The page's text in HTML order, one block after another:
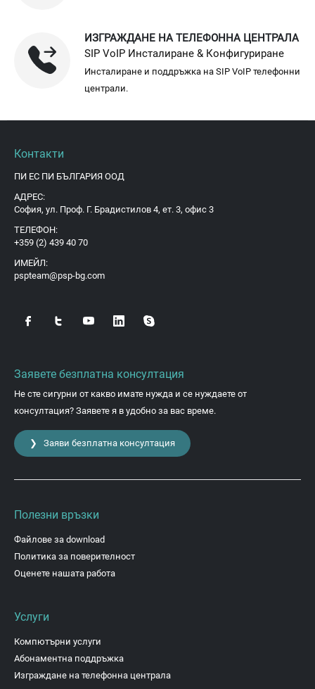
ИЗГРАЖДАНЕ НА ТЕЛЕФОННА ЦЕНТРАЛА
SIP VoIP Инсталиране & Конфигуриране
Инсталиране и поддръжка на SIP VoIP телефонни
централи.
Контакти
ПИ ЕС ПИ БЪЛГАРИЯ ООД
АДРЕС:
София, ул. Проф. Г. Брадистилов 4, ет. 3, офис 3
ТЕЛЕФОН:
+359 (2) 439 40 70
ИМЕЙЛ:
pspteam@psp-bg.com
Заявете безплатна консултация
Не сте сигурни от какво имате нужда и се нуждаете от
консултация? Заявете я в удобно за вас време.
❯ Заяви безплатна консултация
Полезни връзки
Файлове за download
Политика за поверителност
Оценете нашата работа
Услуги
Компютърни услуги
Абонаментна поддръжка
Изграждане на телефонна централа